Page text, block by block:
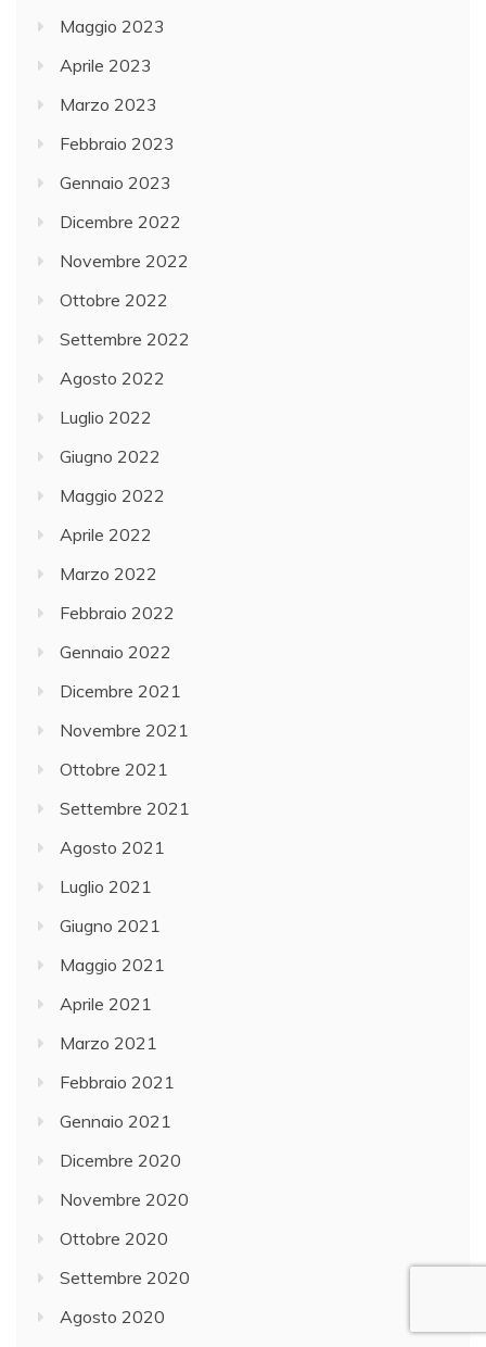
Maggio 2023
Aprile 2023
Marzo 2023
Febbraio 2023
Gennaio 2023
Dicembre 2022
Novembre 2022
Ottobre 2022
Settembre 2022
Agosto 2022
Luglio 2022
Giugno 2022
Maggio 2022
Aprile 2022
Marzo 2022
Febbraio 2022
Gennaio 2022
Dicembre 2021
Novembre 2021
Ottobre 2021
Settembre 2021
Agosto 2021
Luglio 2021
Giugno 2021
Maggio 2021
Aprile 2021
Marzo 2021
Febbraio 2021
Gennaio 2021
Dicembre 2020
Novembre 2020
Ottobre 2020
Settembre 2020
Agosto 2020